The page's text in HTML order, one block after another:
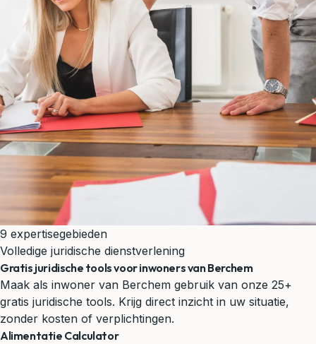
9 expertisegebieden
Volledige juridische dienstverlening
Gratis juridische tools voor inwoners van Berchem
Maak als inwoner van Berchem gebruik van onze 25+
gratis juridische tools. Krijg direct inzicht in uw situatie,
zonder kosten of verplichtingen.
Alimentatie Calculator